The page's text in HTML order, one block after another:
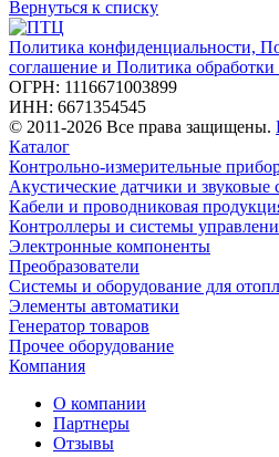
Вернуться к списку
Политика конфиденциальности,
соглашение и Политика
ОГРН: 1116671003899
ИНН: 6671354545
© 2011-2026 Все права защищены.
Каталог
Контрольно-измерительные
Акустические датчики и звуковые
Кабели и проводниковая
Контроллеры и системы
Электронные компоненты
Преобразователи
Системы и оборудование для
Элементы автоматики
Генератор товаров
Прочее оборудование
Компания
О компании
Партнеры
Отзывы